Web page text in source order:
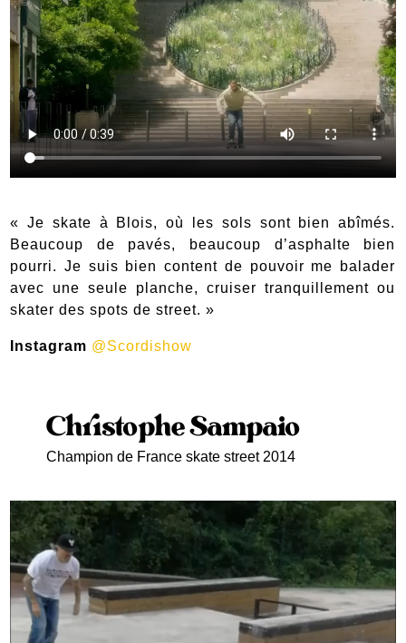
« Je skate à Blois, où les sols sont bien abîmés.
Beaucoup de pavés, beaucoup d’asphalte bien
pourri. Je suis bien content de pouvoir me balader
avec une seule planche, cruiser tranquillement ou
skater des spots de street. »
Instagram @Scordishow
Christophe Sampaio
Champion de France skate street 2014